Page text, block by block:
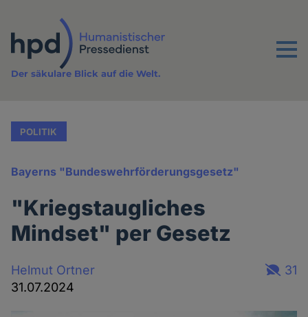
Inhalt
Menu
Der säkulare Blick auf die Welt.
POLITIK
Bayerns "Bundeswehrförderungsgesetz"
"Kriegstaugliches
Mindset" per Gesetz
Helmut Ortner
31.07.2024
31